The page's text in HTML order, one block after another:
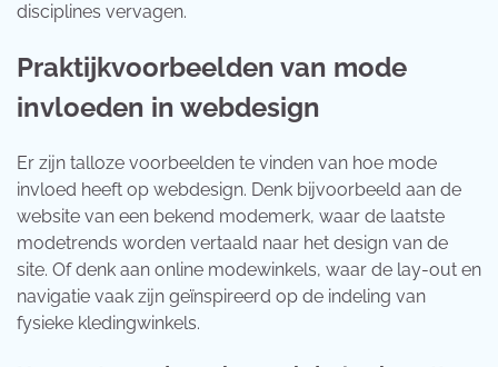
disciplines vervagen.
Praktijkvoorbeelden van mode
invloeden in webdesign
Er zijn talloze voorbeelden te vinden van hoe mode
invloed heeft op webdesign. Denk bijvoorbeeld aan de
website van een bekend modemerk, waar de laatste
modetrends worden vertaald naar het design van de
site. Of denk aan online modewinkels, waar de lay-out en
navigatie vaak zijn geïnspireerd op de indeling van
fysieke kledingwinkels.